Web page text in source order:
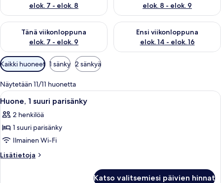
elok. 7 - elok. 8
elok. 8 - elok. 9
Tänä viikonloppuna
elok. 7 - elok. 9
Tarkista tämän viikonlopun saatavuus elok. 7 - elok. 9
Ensi viikonloppuna
elok. 14 - elok. 16
Tarkista ensi viikonlopun
Huoneille
saatavilla
olevia
suodattimia
Kaikki huoneet 1 sänky 2 sänkyä
Näytetään 11/11 huonetta
Avaa
kaikki
huonetyypin
Huone,
1
suuri
Moderni hotellihuone, jossa on suuri
10
Huone, 1 suuri parisänky
2 henkilöä
1 suuri parisänky
Ilmainen Wi-Fi
Lisätietoja
Lisätietoja
Katso valitsemiesi päivien hinnat